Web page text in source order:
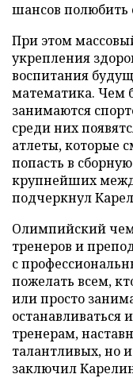
шансов полюбить
При этом
укрепления
воспитания
математика. Чем
занимаются
среди них
атлеты, которые
попасть в
крупнейших
подчеркнул
Олимпийский
тренеров и
с
пожелать всем,
или просто
останавливаться
тренерам,
талантливых, но
заключил